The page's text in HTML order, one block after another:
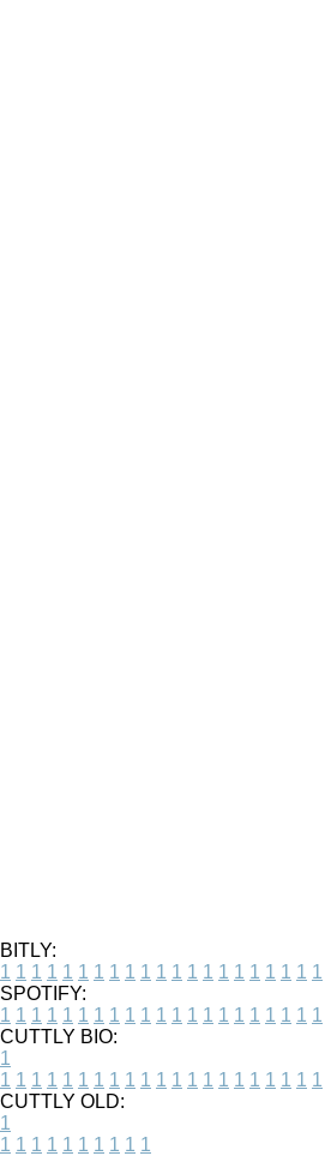
BITLY:
1 1 1 1 1 1 1 1 1 1 1 1 1 1 1 1 1 1 1 1 1
SPOTIFY:
1 1 1 1 1 1 1 1 1 1 1 1 1 1 1 1 1 1 1 1 1
CUTTLY BIO:
1
1 1 1 1 1 1 1 1 1 1 1 1 1 1 1 1 1 1 1 1 1
CUTTLY OLD:
1
1 1 1 1 1 1 1 1 1 1